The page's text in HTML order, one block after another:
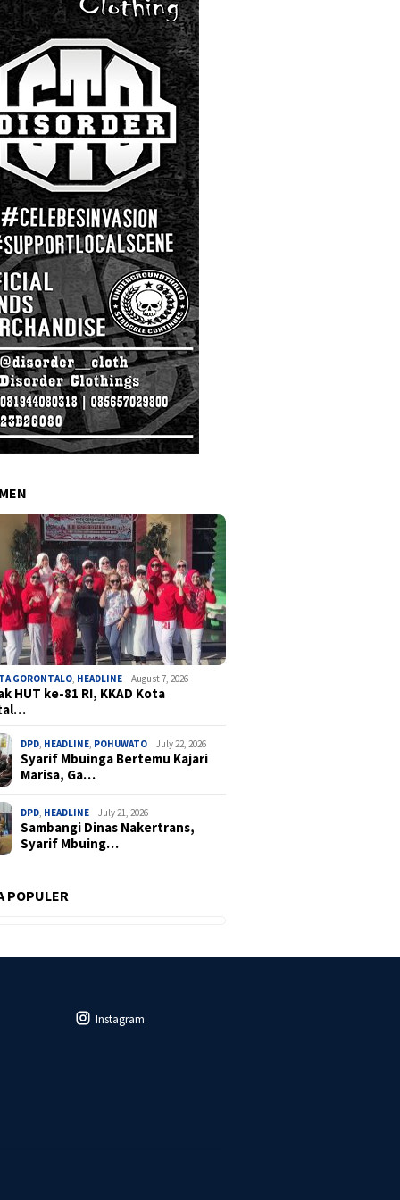
GORONTALO, HEADLINE August 7, 2026
HUT ke-81 RI, KKAD Kota
DPD, HEADLINE, POHUWATO July 22, 2026
Syarif Mbuinga Bertemu Kajari
Marisa, Ga…
DPD, HEADLINE July 21, 2026
Sambangi Dinas Nakertrans,
Syarif Mbuing…
POPULER
Instagram